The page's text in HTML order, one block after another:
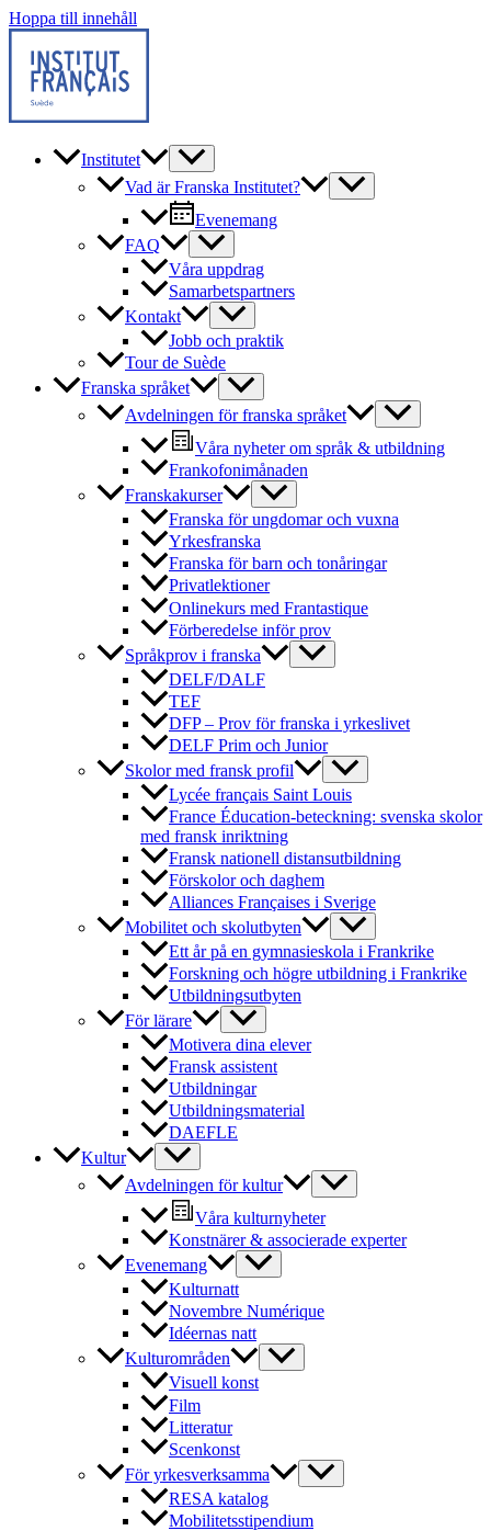
Hoppa till innehåll
Institutet
Vad är Franska Institutet?
Evenemang
FAQ
Våra uppdrag
Samarbetspartners
Kontakt
Jobb och praktik
Tour de Suède
Franska språket
Avdelningen för franska språket
Våra nyheter om språk & utbildning
Frankofonimånaden
Franskakurser
Franska för ungdomar och vuxna
Yrkesfranska
Franska för barn och tonåringar
Privatlektioner
Onlinekurs med Frantastique
Förberedelse inför prov
Språkprov i franska
DELF/DALF
TEF
DFP – Prov för franska i yrkeslivet
DELF Prim och Junior
Skolor med fransk profil
Lycée français Saint Louis
France Éducation-beteckning: svenska skolor
med fransk inriktning
Fransk nationell distansutbildning
Förskolor och daghem
Alliances Françaises i Sverige
Mobilitet och skolutbyten
Ett år på en gymnasieskola i Frankrike
Forskning och högre utbildning i Frankrike
Utbildningsutbyten
För lärare
Motivera dina elever
Fransk assistent
Utbildningar
Utbildningsmaterial
DAEFLE
Kultur
Avdelningen för kultur
Våra kulturnyheter
Konstnärer & associerade experter
Evenemang
Kulturnatt
Novembre Numérique
Idéernas natt
Kulturområden
Visuell konst
Film
Litteratur
Scenkonst
För yrkesverksamma
RESA katalog
Mobilitetsstipendium